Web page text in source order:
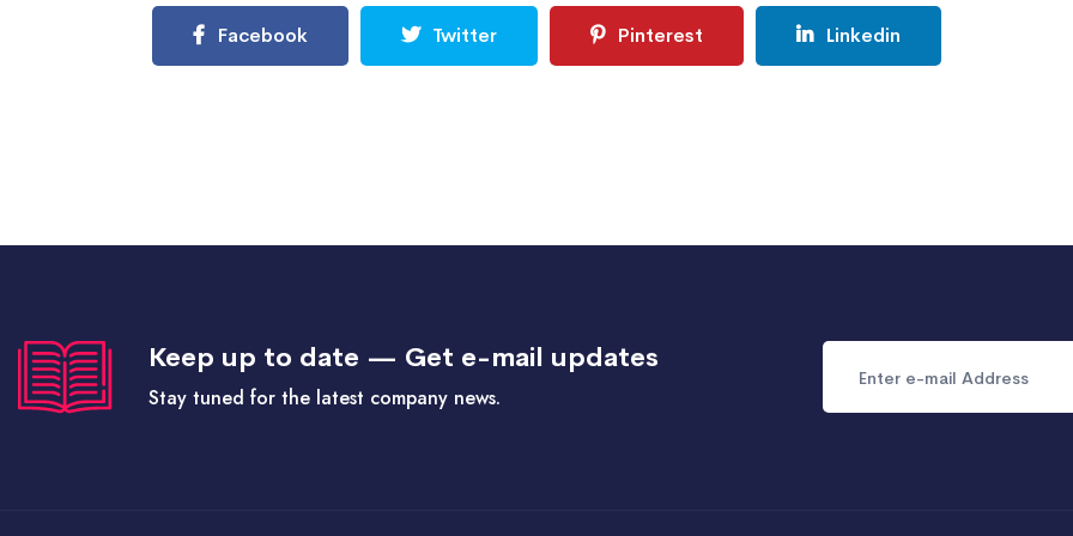
Facebook Twitter Pinterest Linkedin
Keep up to date — Get e-mail updates
Stay tuned for the latest company news.